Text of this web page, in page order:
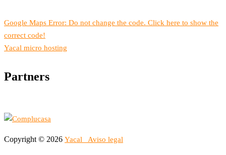
Google Maps Error: Do not change the code. Click here to show the
correct code!
Yacal micro hosting
Partners
Copyright © 2026 Yacal Aviso legal